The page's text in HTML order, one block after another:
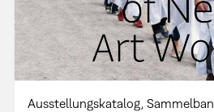
Ausstellungskatalog